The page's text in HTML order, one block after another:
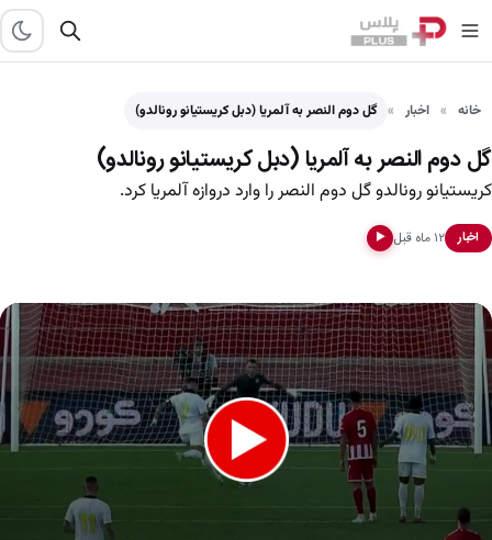
خانه اخبار گل دوم النصر به آلمریا (دبل کریستیانو رونالدو)
گل دوم النصر به آلمریا (دبل کریستیانو رونالدو)
کریستیانو رونالدو گل دوم النصر را وارد دروازه آلمریا کرد.
اخبار ۱۲ ماه قبل ▶